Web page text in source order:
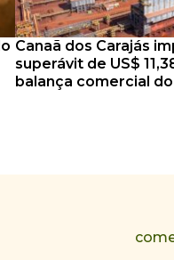
Canaã dos Carajás
superávit de US$
balança comercial do